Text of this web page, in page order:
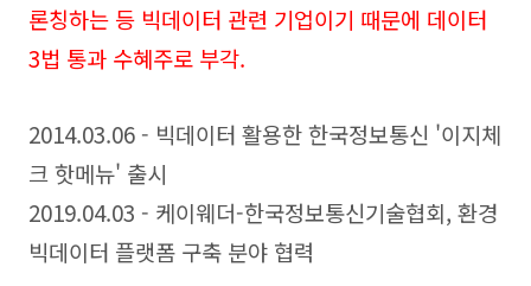
론칭하는 등 빅데이터 관련 기업이기 때문에 데이터
3법 통과 수혜주로 부각.
2014.03.06 - 빅데이터 활용한 한국정보통신 '이지체
크 핫메뉴' 출시
2019.04.03 - 케이웨더-한국정보통신기술협회, 환경
빅데이터 플랫폼 구축 분야 협력